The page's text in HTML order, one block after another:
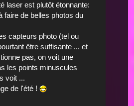
laser est plutôt étonnante:
faire de belles photos du
capteurs photo (tel ou
être suffisante ... et
pas, on voit une
les points minuscules
voit ...
de l'été !